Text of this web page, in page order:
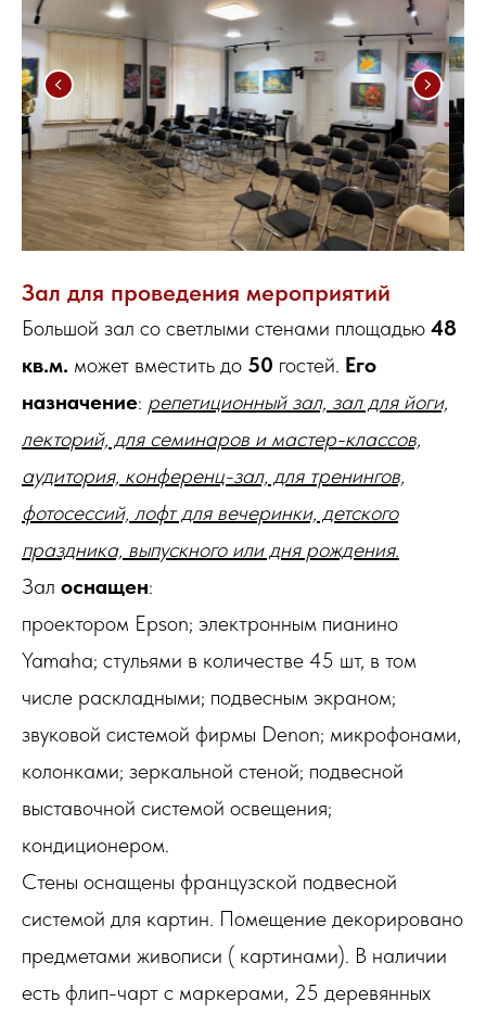
Зал для проведения мероприятий
Большой зал со светлыми стенами площадью 48
кв.м. может вместить до 50 гостей. Его
назначение: репетиционный зал, зал для йоги,
лекторий, для семинаров и мастер-классов,
аудитория, конференц-зал, для тренингов,
фотосессий, лофт для вечеринки, детского
праздника, выпускного или дня рождения.
Зал оснащен:
проектором Epson; электронным пианино
Yamaha; стульями в количестве 45 шт, в том
числе раскладными; подвесным экраном;
звуковой системой фирмы Denon; микрофонами,
колонками; зеркальной стеной; подвесной
выставочной системой освещения;
кондиционером.
Стены оснащены французской подвесной
системой для картин. Помещение декорировано
предметами живописи ( картинами). В наличии
есть флип-чарт с маркерами, 25 деревянных